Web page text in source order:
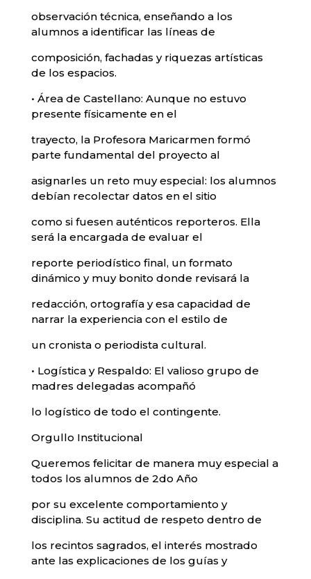
observación técnica, enseñando a los
alumnos a identificar las líneas de
composición, fachadas y riquezas artísticas
de los espacios.
• Área de Castellano: Aunque no estuvo
presente físicamente en el
trayecto, la Profesora Maricarmen formó
parte fundamental del proyecto al
asignarles un reto muy especial: los alumnos
debían recolectar datos en el sitio
como si fuesen auténticos reporteros. Ella
será la encargada de evaluar el
reporte periodístico final, un formato
dinámico y muy bonito donde revisará la
redacción, ortografía y esa capacidad de
narrar la experiencia con el estilo de
un cronista o periodista cultural.
• Logística y Respaldo: El valioso grupo de
madres delegadas acompañó
lo logístico de todo el contingente.
Orgullo Institucional
Queremos felicitar de manera muy especial a
todos los alumnos de 2do Año
por su excelente comportamiento y
disciplina. Su actitud de respeto dentro de
los recintos sagrados, el interés mostrado
ante las explicaciones de los guías y